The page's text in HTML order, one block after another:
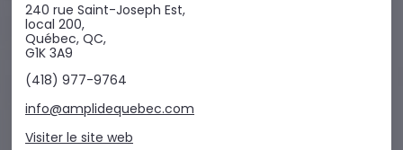
240 rue Saint-Joseph Est,
local 200,
Québec, QC,
G1K 3A9
(418) 977-9764
info@amplidequebec.com
Visiter le site web